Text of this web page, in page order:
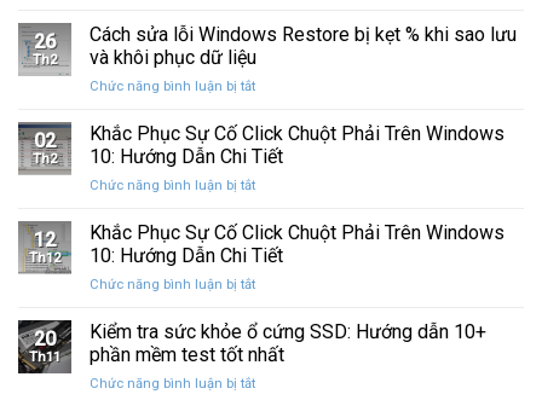
đồ
họa
Windows
và
11
Run
Thoại
Của
Được
Nâng
Sau
Thập
Kỷ
26
Th2
Cách sửa lỗi Windows Restore bị kẹt % khi sao lưu
và khôi phục dữ liệu
Chức năng bình luận bị tắtở
sửa
lỗi
Windows
Restore
kẹt
%
sao
và
khôi
02
Th2
Khắc Phục Sự Cố Click Chuột Phải Trên Windows
10: Hướng Dẫn Chi Tiết
Chức năng bình luận bị tắtở
Phục
Sự
Cố
Click
Phải
Trên
10:
12
Th12
Khắc Phục Sự Cố Click Chuột Phải Trên Windows
10: Hướng Dẫn Chi Tiết
Chức năng bình luận bị tắtở
Phục
Sự
Cố
Click
20
Th11
Kiểm tra sức khỏe ổ cứng SSD: Hướng dẫn 10+
phần mềm test tốt nhất
Chức năng bình luận bị tắtở